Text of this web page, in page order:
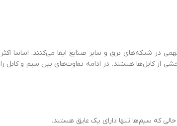
در شبکه‌های برق و سایر صنایع ایفا می‌کنند. اساسا اکثر
از کابل‌ها هستند. در ادامه تفاوت‌های بین سیم و کابل را
که سیم‌ها تنها دارای یک عایق هستند.